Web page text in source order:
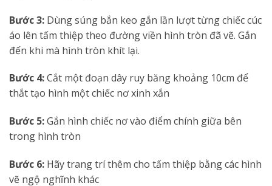
Bước 3: Dùng súng bắn keo gắn lần lượt từng chiếc cúc
áo lên tấm thiệp theo đường viền hình tròn đã vẽ. Gắn
đến khi mà hình tròn khít lại.
Bước 4:Cắt một đoạn dây ruy băng khoảng 10cm để
thắt tạo hình một chiếc nơ xinh xắn
Bước 5:Gắn hình chiếc nơ vào điểm chính giữa bên
trong hình tròn
Bước 6: Hãy trang trí thêm cho tấm thiệp bằng các hình
vẽ ngộ nghĩnh khác